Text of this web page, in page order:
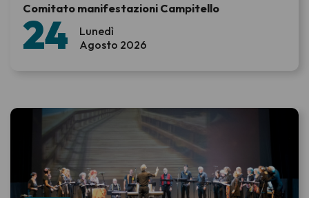
Lunedì
24 Agosto 2026
Comitato manifestazioni Campitello